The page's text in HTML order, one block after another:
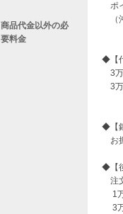
商品代金以外の必
要料金
ポ
（
◆【
3万
3万
◆【
お
◆【
注
1万
3万